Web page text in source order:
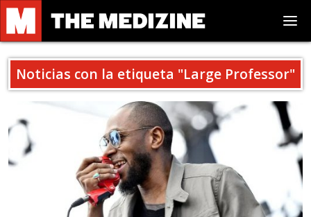
Noticias con la etiqueta "Large Professor"